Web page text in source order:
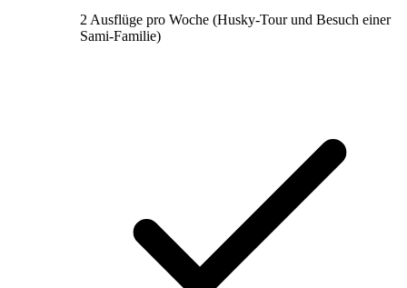
2 Ausflüge pro Woche (Husky-Tour und Besuch einer
Sami-Familie)